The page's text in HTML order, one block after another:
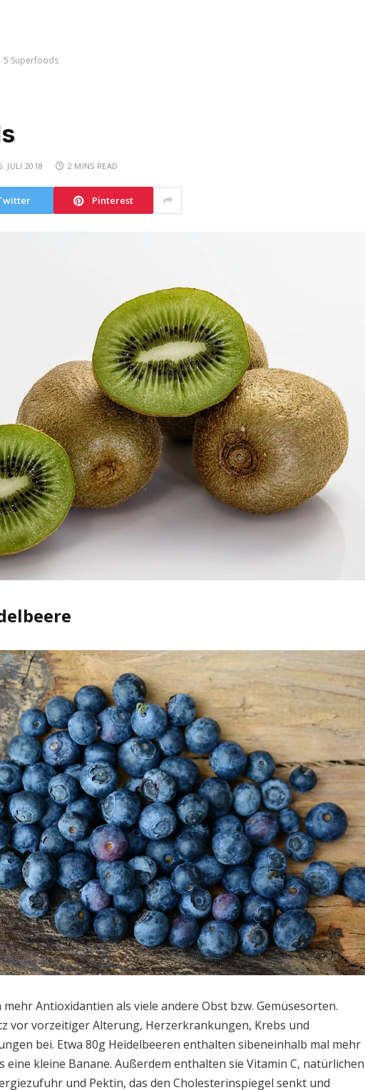
5 Superfoods
JULI 2018 2 MINS READ
Pinterest
Antioxidantien als viele andere Obst bzw. Gemüsesorten.
vor vorzeitiger Alterung, Herzerkrankungen, Krebs und
bei. Etwa 80g Heidelbeeren enthalten sibeneinhalb mal mehr
eine kleine Banane. Außerdem enthalten sie Vitamin C, natürlichen
und Pektin, das den Cholesterinspiegel senkt und